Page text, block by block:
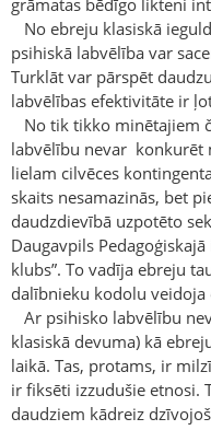
grāmatas bēdīgo likteni
No ebreju klasiskā
psihiskā labvēlība var
Turklāt var pārspēt
labvēlības efektivitāte ir
No tik tikko minētajiem
labvēlību nevar konkurēt
lielam cilvēces
skaits nesamazinās, bet
daudzdievībā uzpotēto
Daugavpils
klubs”. To vadīja ebreju
dalībnieku kodolu veidoja
Ar psihisko labvēlību
klasiskā devuma) kā
laikā. Tas, protams, ir
ir fiksēti izzudušie etnosi.
daudziem kādreiz